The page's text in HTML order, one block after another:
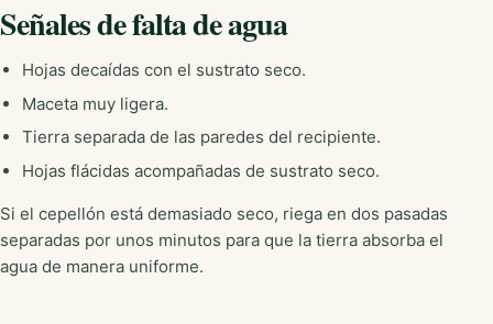
Señales de falta de agua
Hojas decaídas con el sustrato seco.
Maceta muy ligera.
Tierra separada de las paredes del recipiente.
Hojas flácidas acompañadas de sustrato seco.
Si el cepellón está demasiado seco, riega en dos pasadas
separadas por unos minutos para que la tierra absorba el
agua de manera uniforme.